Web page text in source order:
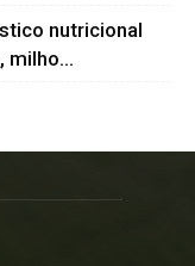
nutricional
milho...